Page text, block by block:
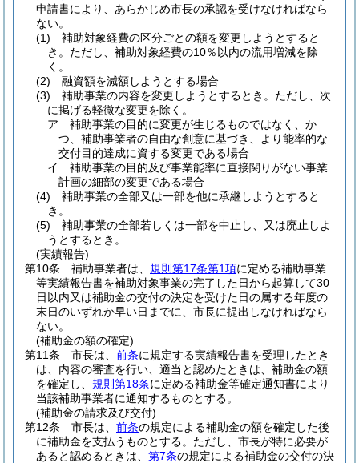
申請書により、あらかじめ市長の承認を受けなければなら
ない。
(1)
補助対象経費の区分ごとの額を変更しようとすると
き。 ただし、補助対象経費の10％以内の流用増減を除
く。
(2)
融資額を減額しようとする場合
(3)
補助事業の内容を変更しようとするとき。 ただし、次
に掲げる軽微な変更を除く。
ア
補助事業の目的に変更が生じるものではなく、か
つ、補助事業者の自由な創意に基づき、より能率的な
交付目的達成に資する変更である場合
イ
補助事業の目的及び事業能率に直接関りがない事業
計画の細部の変更である場合
(4)
補助事業の全部又は一部を他に承継しようとすると
き。
(5)
補助事業の全部若しくは一部を中止し、又は廃止しよ
うとするとき。
(実績報告)
第10条
補助事業者は、 規則第17条第1項に定める補助事業
等実績報告書を補助対象事業の完了した日から起算して30
日以内又は補助金の交付の決定を受けた日の属する年度の
末日のいずれか早い日までに、市長に提出しなければなら
ない。
(補助金の額の確定)
第11条
市長は、 前条に規定する実績報告書を受理したとき
は、内容の審査を行い、適当と認めたときは、補助金の額
を確定し、 規則第18条に定める補助金等確定通知書により
当該補助事業者に通知するものとする。
(補助金の請求及び交付)
第12条
市長は、 前条の規定による補助金の額を確定した後
に補助金を支払うものとする。 ただし、市長が特に必要が
あると認めるときは、 第7条の規定による補助金の交付の決